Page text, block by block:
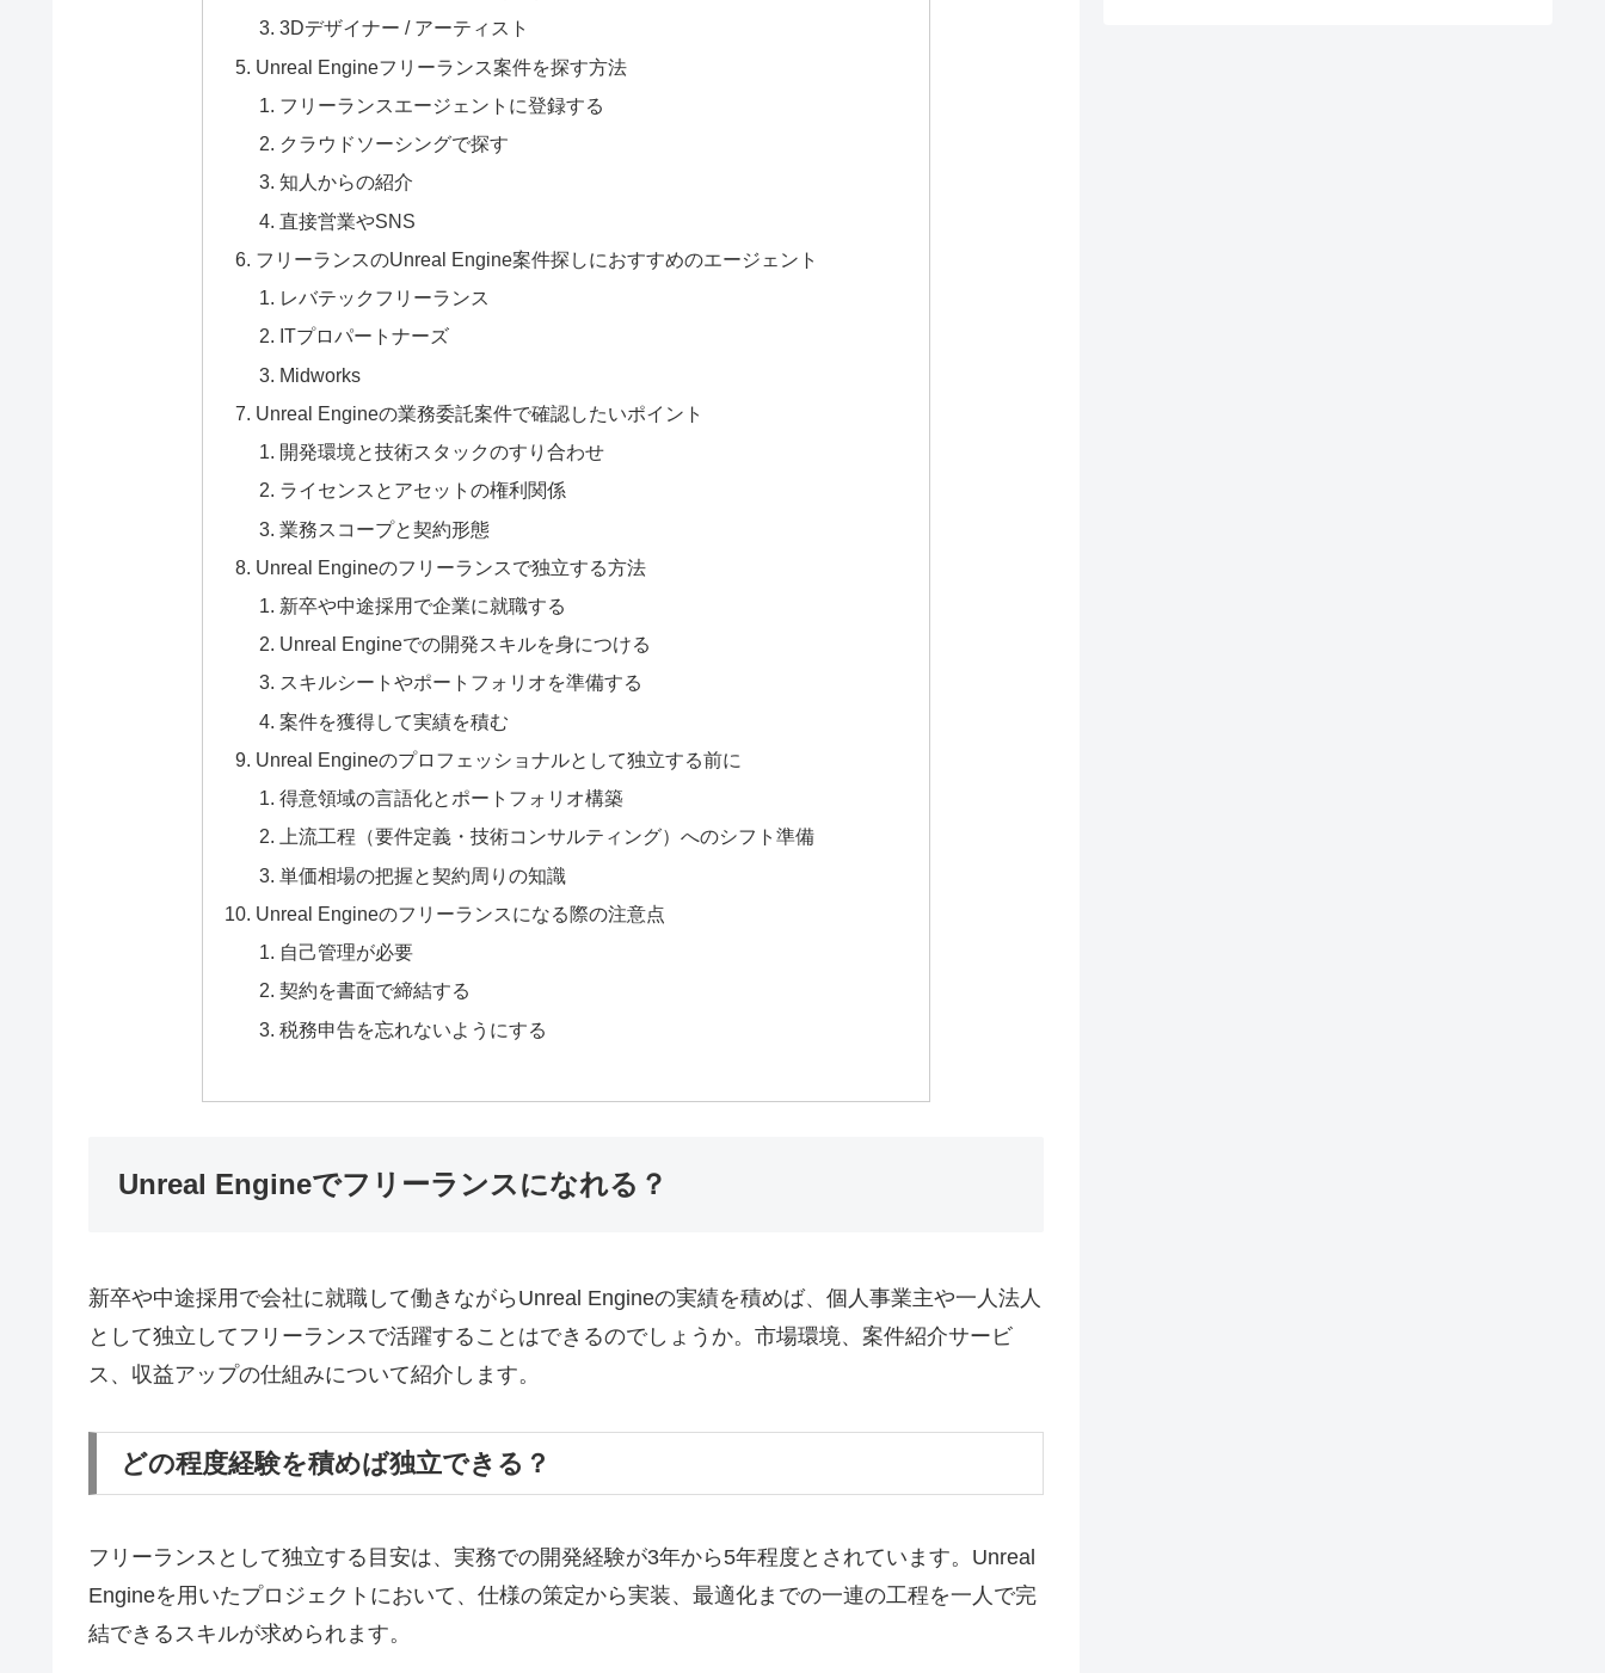
3Dデザイナー / アーティスト
Unreal Engineフリーランス案件を探す方法
フリーランスエージェントに登録する
クラウドソーシングで探す
知人からの紹介
直接営業やSNS
フリーランスのUnreal Engine案件探しにおすすめのエージェント
レバテックフリーランス
ITプロパートナーズ
Midworks
Unreal Engineの業務委託案件で確認したいポイント
開発環境と技術スタックのすり合わせ
ライセンスとアセットの権利関係
業務スコープと契約形態
Unreal Engineのフリーランスで独立する方法
新卒や中途採用で企業に就職する
Unreal Engineでの開発スキルを身につける
スキルシートやポートフォリオを準備する
案件を獲得して実績を積む
Unreal Engineのプロフェッショナルとして独立する前に
得意領域の言語化とポートフォリオ構築
上流工程（要件定義・技術コンサルティング）へのシフト準備
単価相場の把握と契約周りの知識
Unreal Engineのフリーランスになる際の注意点
自己管理が必要
契約を書面で締結する
税務申告を忘れないようにする
Unreal Engineでフリーランスになれる？
新卒や中途採用で会社に就職して働きながらUnreal Engineの実績を積めば、個人事業主や一人法人
として独立してフリーランスで活躍することはできるのでしょうか。市場環境、案件紹介サービ
ス、収益アップの仕組みについて紹介します。
どの程度経験を積めば独立できる？
フリーランスとして独立する目安は、実務での開発経験が3年から5年程度とされています。Unreal
Engineを用いたプロジェクトにおいて、仕様の策定から実装、最適化までの一連の工程を一人で完
結できるスキルが求められます。